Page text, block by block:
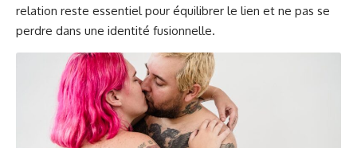
relation reste essentiel pour équilibrer le lien et ne pas se
perdre dans une identité fusionnelle.